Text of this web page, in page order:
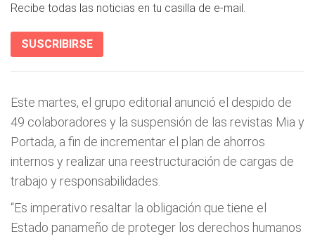
Recibe todas las noticias en tu casilla de e-mail.
SUSCRIBIRSE
Este martes, el grupo editorial anunció el despido de
49 colaboradores y la suspensión de las revistas Mia y
Portada, a fin de incrementar el plan de ahorros
internos y realizar una reestructuración de cargas de
trabajo y responsabilidades.
“Es imperativo resaltar la obligación que tiene el
Estado panameño de proteger los derechos humanos